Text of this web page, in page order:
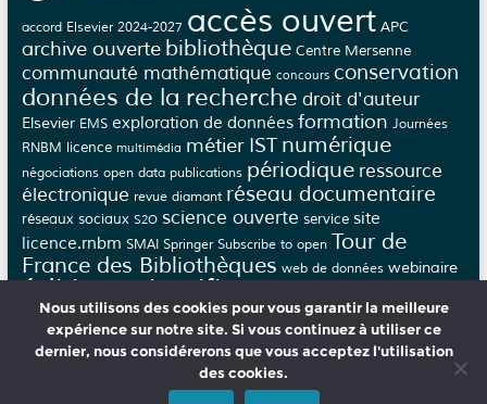
accord Elsevier 2024-2027 accès ouvert APC
archive ouverte bibliothèque Centre Mersenne
communauté mathématique concours conservation
données de la recherche droit d'auteur
Elsevier EMS exploration de données formation Journées
RNBM licence multimédia métier IST numérique
négociations open data publications périodique ressource
électronique revue diamant réseau documentaire
réseaux sociaux S2O science ouverte service site
licence.rnbm SMAI Springer Subscribe to open Tour de
France des Bibliothèques web de données webinaire
édition scientifique
épijournal épirevue éthique évaluation
Nous utilisons des cookies pour vous garantir la meilleure
expérience sur notre site. Si vous continuez à utiliser ce
dernier, nous considérerons que vous acceptez l'utilisation
des cookies.